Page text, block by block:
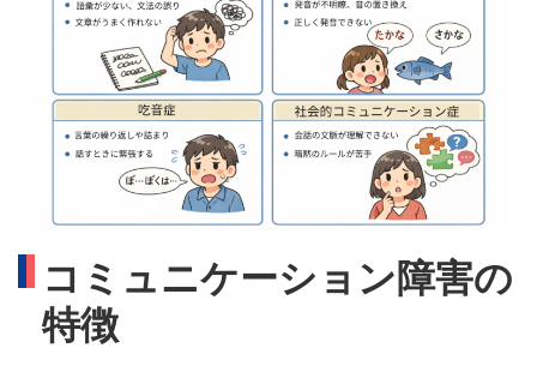
コミュニケーション障害の
特徴